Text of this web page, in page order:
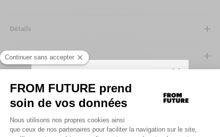
Détails
Taille et Coupe
Matière et Entretien
SIGN UP TO UNLOCK YOUR PERSONAL
CODE ANDGET 10% OFF YOUR FIRST
Saisir votre adresse e-mail